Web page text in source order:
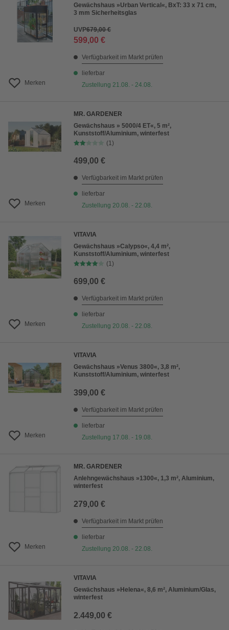
Merken
Gewächshaus »Urban Vertical«, BxT: 33 x 71 cm,
3 mm Sicherheitsglas
UVP679,00 €
599,00 €
Verfügbarkeit im Markt prüfen
lieferbar
Zustellung 21.08. - 24.08.
Merken
MR. GARDENER
Gewächshaus » 5000/4 ET«, 5 m²,
Kunststoff/Aluminium, winterfest
(1)
499,00 €
Verfügbarkeit im Markt prüfen
lieferbar
Zustellung 20.08. - 22.08.
Merken
VITAVIA
Gewächshaus »Calypso«, 4,4 m²,
Kunststoff/Aluminium, winterfest
(1)
699,00 €
Verfügbarkeit im Markt prüfen
lieferbar
Zustellung 20.08. - 22.08.
Merken
VITAVIA
Gewächshaus »Venus 3800«, 3,8 m²,
Kunststoff/Aluminium, winterfest
399,00 €
Verfügbarkeit im Markt prüfen
lieferbar
Zustellung 17.08. - 19.08.
Merken
MR. GARDENER
Anlehngewächshaus »1300«, 1,3 m², Aluminium,
winterfest
279,00 €
Verfügbarkeit im Markt prüfen
lieferbar
Zustellung 20.08. - 22.08.
VITAVIA
Gewächshaus »Helena«, 8,6 m², Aluminium/Glas,
winterfest
2.449,00 €